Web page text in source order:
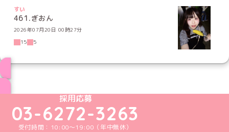
すい
461.ぎおん
2026年07月20日 00時27分
15
5
めいどりーみんTikTok公式アカウント
めいどりーみんX公式アカウント
めいどりーみんInstagram公式アカウント
めいどりーみんFacebook公式アカウン
めいどりーみんYouTube公式アカ
採用応募
03-6272-3263
受付時間：10:00～19:00（年中無休）